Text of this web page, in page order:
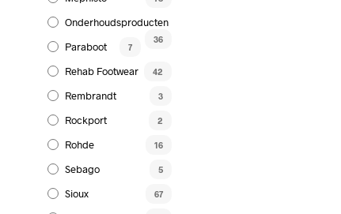
Onderhoudsproducten
36
Paraboot 7
Rehab Footwear 42
Rembrandt 3
Rockport 2
Rohde 16
Sebago 5
Sioux 67